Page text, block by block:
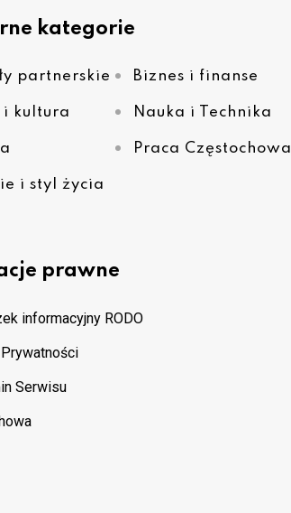
kategorie
partnerskie Biznes i finanse
i kultura Nauka i Technika
Praca Częstochowa
i styl życia
prawne
informacyjny RODO
Serwisu